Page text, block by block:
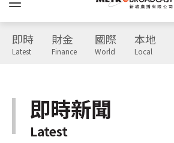
即時
Latest
財金
Finance
國際
World
本地
Local
即時新聞
Latest